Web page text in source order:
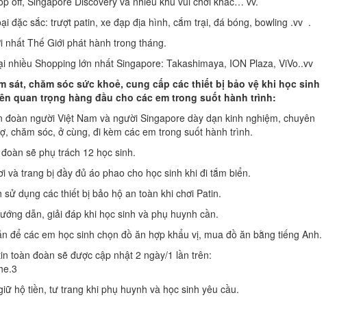
sắc: trượt patin, xe đạp địa hình, cắm trại, đá bóng, bowling .vv .
Thế Giới phát hành trong tháng.
Shopping lớn nhất Singapore: Takashimaya, ION Plaza, ViVo..vv
sát, chăm sóc sức khoẻ, cung cấp các thiết bị bảo vệ khi học sinh
quan trọng hàng đầu cho các em trong suốt hành trình:
người Việt Nam và người Singapore dày dạn kinh nghiệm, chuyên
chăm sóc, ở cùng, đi kèm các em trong suốt hành trình.
sẽ phụ trách 12 học sinh.
bị đầy đủ áo phao cho học sinh khi đi tắm biển.
các thiết bị bảo hộ an toàn khi chơi Patin.
giải đáp khi học sinh và phụ huynh cần.
em học sinh chọn đồ ăn hợp khẩu vị, mua đồ ăn bằng tiếng Anh.
đoàn sẽ được cập nhật 2 ngày/1 lần trên:
tiền, tư trang khi phụ huynh và học sinh yêu cầu.